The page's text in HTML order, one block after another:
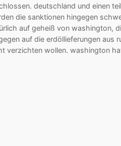
deutschland und einen
die sanktionen hingegen
auf geheiß von washington,
auf die erdöllieferungen aus
verzichten wollen. washington